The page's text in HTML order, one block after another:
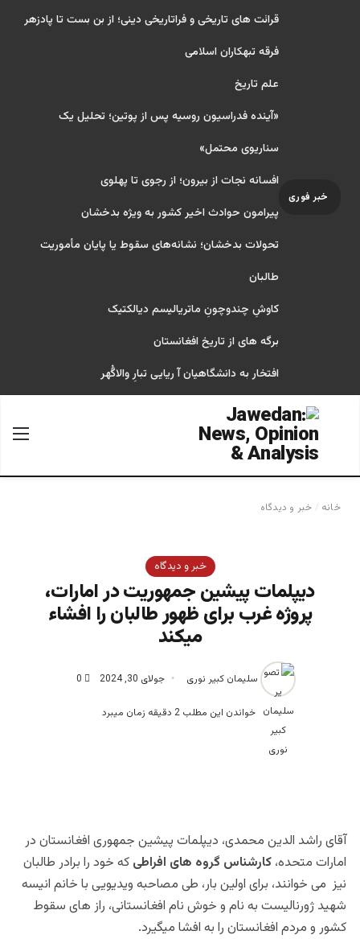
خبر فوری
قرائت های تاریخی و فراتاریخی دینی؛ از بن بست تا پادزهر
فرقه تبهکاران اسلامی
علم تاریخ
«آینده فدراسیون روسیه پس از پوتین؛ تحلیل یک
سناریوی محتمل»
افسانه نجات از بیرون؛ از رجوی تا پهلوی
پیرامون حوادث اخیر کشور به ویژه بدخشان
تحولات بدخشان؛ نشانه‌های سقوط یا پایان مأموریت
طالبان
کاوشِ چندو‌چونِ ماتریالیسم دیالکتیک
برگه های از تاریخ افغانستان
افتخار به دانشگاهیان آ ریایی تبارِ والاگُهر
جستجو برای
خانه / خبر و دیدگاه
خبر و دیدگاه
دیپلمات پیشین جمهوریت در امارات،
پروژه غرب برای ظهور طالبان را افشاء
میکند
سلیمان کبیر نوری جولای 30, 2024 0
خواندن این مطلب 2 دقیقه زمان میبرد
آقای راشد الدین محمدی، دیپلمات پیشین جمهوری افغانستان در
امارات متحده، کارشناس گروه های افراطی که خود را برادر طالبان
نیز می خوانند، برای اولین بار، طی مصاحبه ویدیویی با خانم انیسه
شهید ژورنالیست به نام و خوش نام افغانستانی، راز های سقوط
کشور و مردم افغانستان را به افشا میگیرد.